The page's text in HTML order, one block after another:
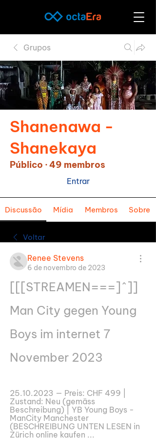
Grupos
Shanenawa -
Shanekaya
Público ·49 membros
Entrar
Discussão Mídia Membros Sobre
Voltar
Renee Stevens
6 de novembro de 2023
[[[STREAMEN===]^]]
Man City gegen Young
Boys im internet 7
November 2023
25.10.2023 — Preis: CHF 499 |
Zustand: Neu (gemäss
Beschreibung) | YB Young Boys -
ManCity Manchester
(BESCHREIBUNG UNTEN LESEN in
Zürich online kaufen ...